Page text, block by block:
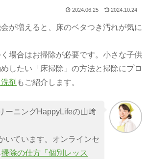
2024.06.25 2024.10.24
が増えると、床のベタつき汚れが気に
場合はお掃除が必要です。小さな子供
したい「床掃除」の方法と掃除にプロ
剤 もご紹介します。
ーニングHappyLifeの山﨑
いています。オンラインセ
掃除の仕方「個別レッス